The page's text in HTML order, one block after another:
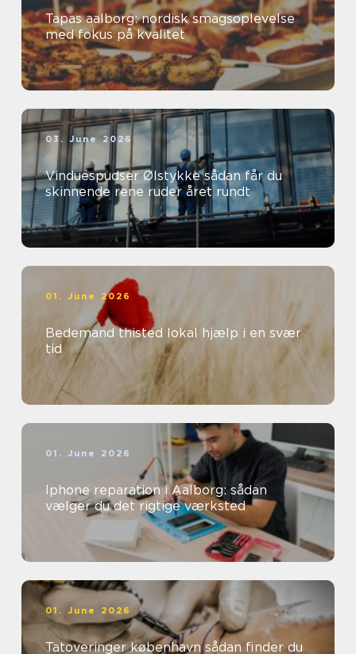
Tapas aalborg: nordisk smagsoplevelse
med fokus på kvalitet
03. June 2026
Vinduespudser Ølstykke sådan får du
skinnende rene ruder året rundt
01. June 2026
Bedemand thisted lokal hjælp i en svær
tid
01. June 2026
Iphone reparation i Aalborg: sådan
vælger du det rigtige værksted
01. June 2026
Tatoveringer københavn sådan finder du